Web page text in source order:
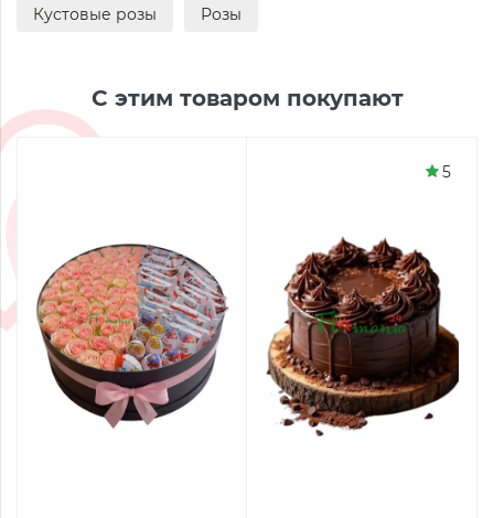
Кустовые розы Розы
С этим товаром покупают
5